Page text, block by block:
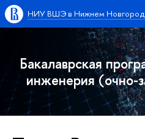
НИУ ВШЭ в Нижнем
Бакалаврская
инженерия (очно-